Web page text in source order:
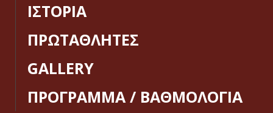
ΙΣΤΟΡΙΑ
ΠΡΩΤΑΘΛΗΤΕΣ
GALLERY
ΠΡΟΓΡΑΜΜΑ / ΒΑΘΜΟΛΟΓΙΑ